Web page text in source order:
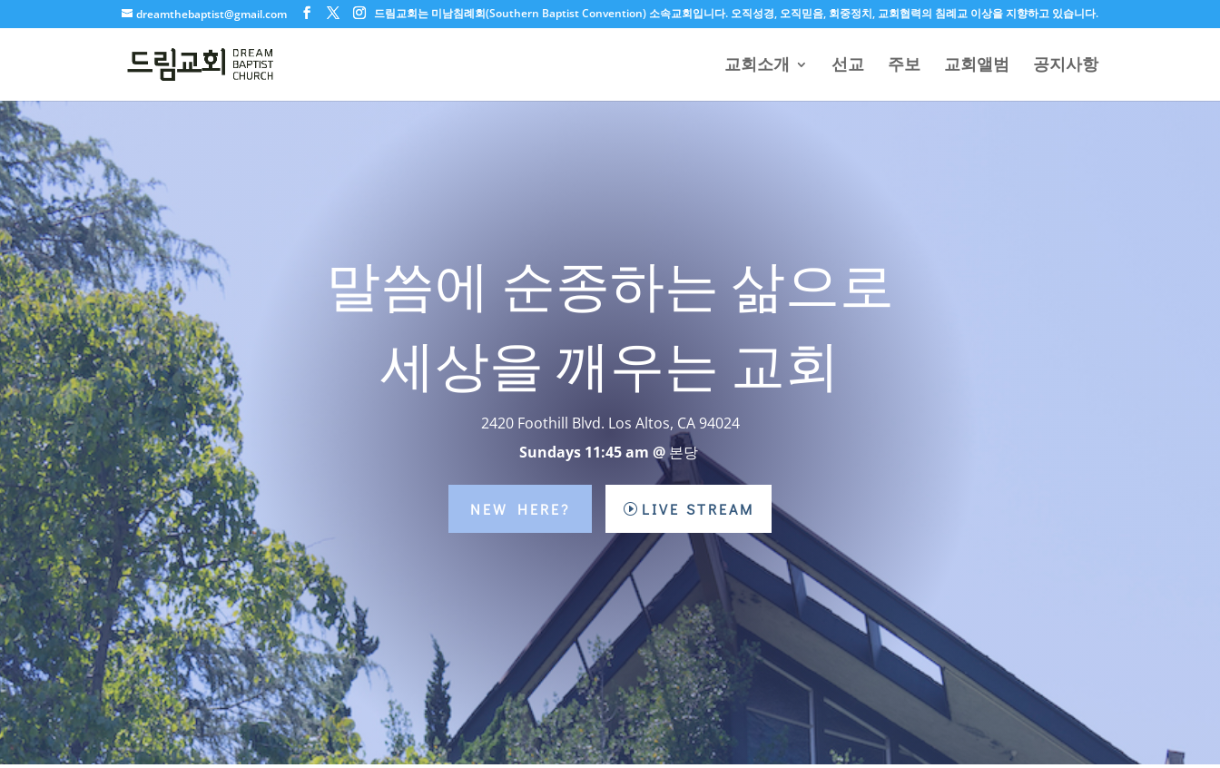
dreamthebaptist@gmail.com 드림교회는 미남침례회(Southern Baptist Convention) 소속교회입니다. 오직성경, 오직믿음, 회중정치, 교회협력의 침례교 이상을 지향하고 있습니다.
교회소개 선교 주보 교회앨범 공지사항
말씀에 순종하는 삶으로
세상을 깨우는 교회
2420 Foothill Blvd. Los Altos, CA 94024
Sundays 11:45 am @본당
NEW HERE? LIVE STREAM